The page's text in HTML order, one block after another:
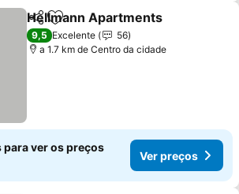
PartilharAdicionar aos favoritos
Hellmann Apartments
9,5 Excelente
56
a 1.7 km de Centro da cidade
para ver os preços
Ver preços